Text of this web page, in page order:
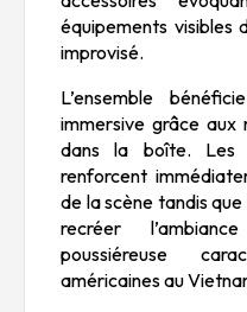
équipements visibles
improvisé.
L’ensemble
immersive grâce aux
dans la boîte. Les
renforcent
de la scène tandis
recréer
poussiéreuse
américaines au